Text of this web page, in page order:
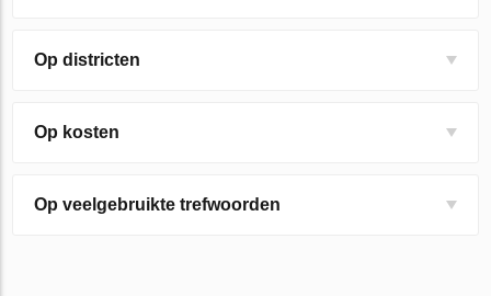
Op districten
Op kosten
Op veelgebruikte trefwoorden